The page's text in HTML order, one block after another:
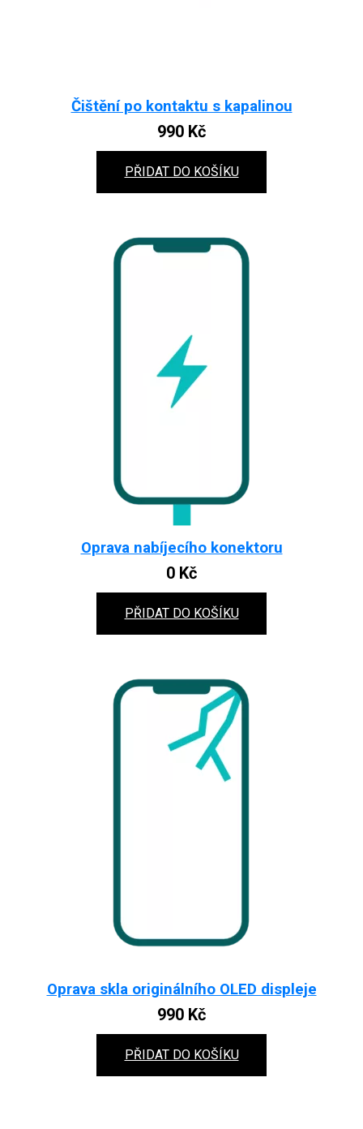
Čištění po kontaktu s kapalinou
990 Kč
PŘIDAT DO KOŠÍKU
Oprava nabíjecího konektoru
0 Kč
PŘIDAT DO KOŠÍKU
Oprava skla originálního OLED displeje
990 Kč
PŘIDAT DO KOŠÍKU